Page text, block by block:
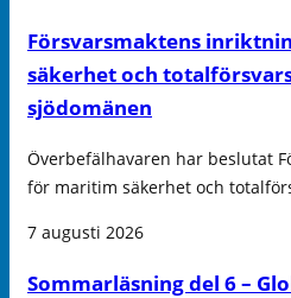
Försvarsmaktens
säkerhet och
sjödomänen
Överbefälhavaren har beslutat
för maritim säkerhet och
7 augusti 2026
Sommarläsning del 6 –